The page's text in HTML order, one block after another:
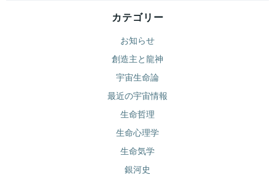
カテゴリー
お知らせ
創造主と龍神
宇宙生命論
最近の宇宙情報
生命哲理
生命心理学
生命気学
銀河史